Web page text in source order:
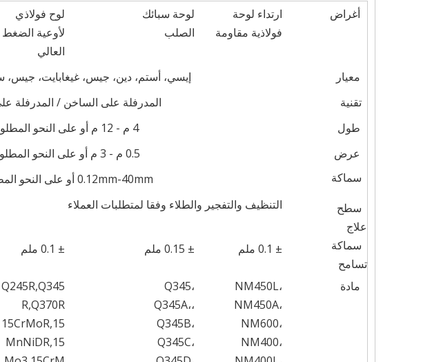
أغراض
ارتداء لوحة
فولاذية مقاومة
لوحة سبائك
الصلب
لوح فولاذي
لأوعية الضغط
العالي
معيار
إيسي، أستم، دين، جيس، غيغابايت، جيس،
تقنية
المدرفلة على الساخن / المدرفلة
طول
4 م - 12 م أو على النحو المطلوب
عرض
0.5 م - 3 م أو على النحو المطلوب
سماكة
0.12mm-40mm أو على النحو المطلوب
سطح
علاج
التنظيف والتفجير والطلاء وفقا لمتطلبات العملاء
سماكة
تسامح
± 0.1 ملم ± 0.15 ملم ± 0.1 ملم
مادة
NM450L،
NM450A،
NM600،
NM400،
Q345،
Q345A،،
Q345B،
Q345C،
Q245R,Q345
R,Q370R
15CrMoR,15
MnNiDR,15